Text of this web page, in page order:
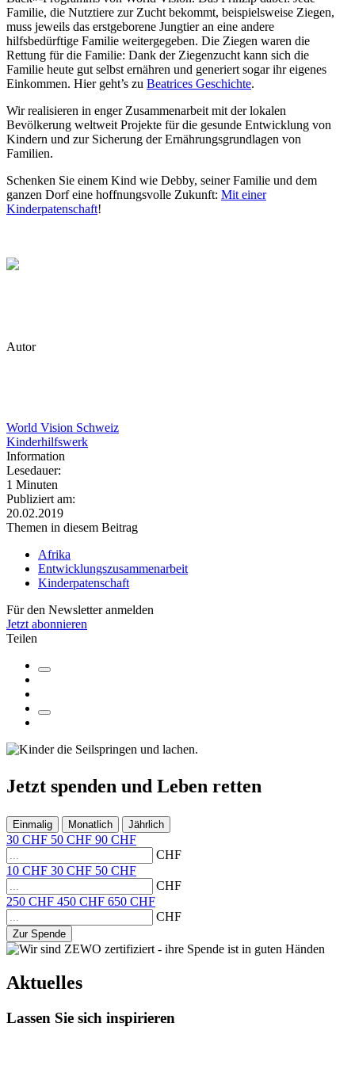
Familie, die Nutztiere zur Zucht bekommt, beispielsweise Ziegen,
muss jeweils das erstgeborene Jungtier an eine andere
hilfsbedürftige Familie weitergegeben. Die Ziegen waren die
Rettung für die Familie: Dank der Ziegenzucht kann sich die
Familie heute gut selbst ernähren und generiert sogar ihr eigenes
Einkommen. Hier geht’s zu Beatrices Geschichte.
Wir realisieren in enger Zusammenarbeit mit der lokalen
Bevölkerung weltweit Projekte für die gesunde Entwicklung von
Kindern und zur Sicherung der Ernährungsgrundlagen von
Familien.
Schenken Sie einem Kind wie Debby, seiner Familie und dem
ganzen Dorf eine hoffnungsvolle Zukunft: Mit einer
Kinderpatenschaft!
Autor
World Vision Schweiz
Kinderhilfswerk
Information
Lesedauer:
1 Minuten
Publiziert am:
20.02.2019
Themen in diesem Beitrag
Afrika
Entwicklungszusammenarbeit
Kinderpatenschaft
Für den Newsletter anmelden
Jetzt abonnieren
Teilen
Jetzt spenden und Leben retten
Einmalig Monatlich Jährlich
30 CHF 50 CHF 90 CHF
CHF
10 CHF 30 CHF 50 CHF
CHF
250 CHF 450 CHF 650 CHF
CHF
Zur Spende
Aktuelles
Lassen Sie sich inspirieren